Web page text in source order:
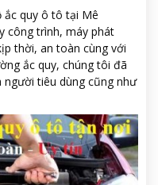
ắc quy ô tô tại Mê
công trình, máy phát
thời, an toàn cùng với
ắc quy, chúng tôi đã
tiêu dùng cũng như